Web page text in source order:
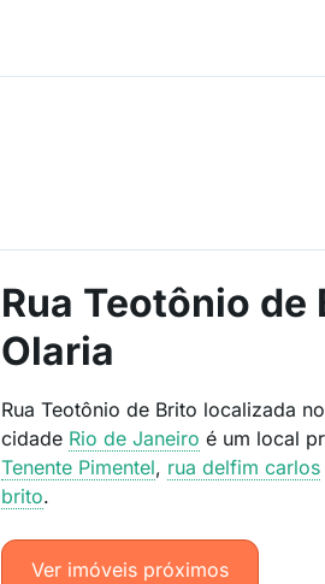
Rua Teotônio de
Olaria
Rua Teotônio de Brito localizada no
cidade Rio de Janeiro é um local
Tenente Pimentel, rua delfim carlos
brito.
Ver imóveis próximos